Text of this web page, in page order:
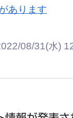
あります
08/31(水)